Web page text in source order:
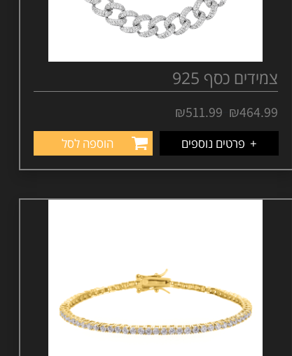
צמידים כסף 925
₪464.99
₪511.99
+ פרטים נוספים הוספה לסל